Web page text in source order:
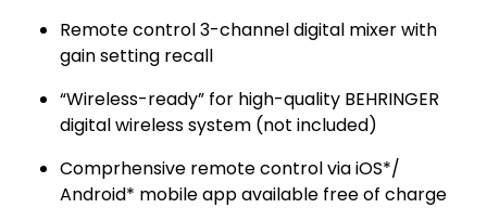
Remote control 3-channel digital mixer with
gain setting recall
“Wireless-ready” for high-quality BEHRINGER
digital wireless system (not included)
Comprhensive remote control via iOS*/
Android* mobile app available free of charge